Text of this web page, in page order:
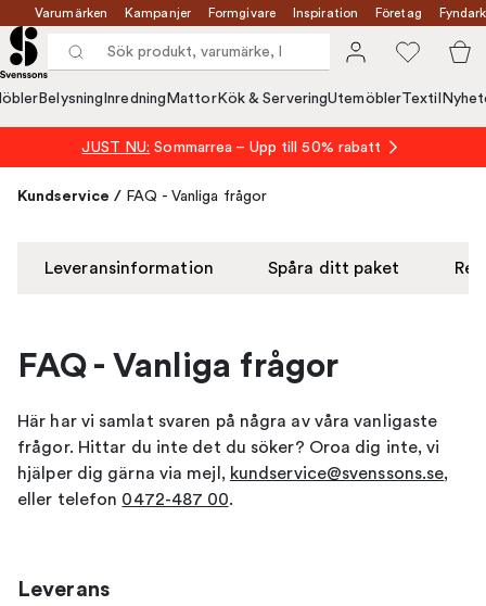
Varumärken Kampanjer Formgivare Inspiration Företag
Belysning Inredning MattorKök & ServeringUtemöblerTextil
JUST NU: Sommarrea – Upp till 50% rabatt
Kundservice / FAQ - Vanliga frågor
Leveransinformation Spåra ditt paket
FAQ - Vanliga frågor
Här har vi samlat svaren på några av våra vanligaste
frågor. Hittar du inte det du söker? Oroa dig inte,vi
hjälper dig gärna via mejl, kundservice@svenssons.se,
eller telefon 0472-487 00.
Leverans